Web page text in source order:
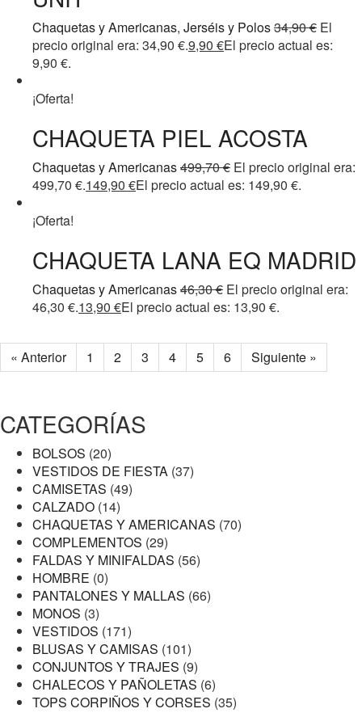
Chaquetas y Americanas, Jerséis y Polos34,90€ El
precio original era: 34,90 €.9,90 €El precio actual es:
9,90 €.
¡Oferta!
CHAQUETA PIEL ACOSTA
Chaquetas y Americanas499,70€ El precio original era:
499,70 €.149,90 €El precio actual es: 149,90 €.
¡Oferta!
CHAQUETA LANA EQ MADRID
Chaquetas y Americanas46,30€ El precio original era:
46,30 €.13,90 €El precio actual es: 13,90 €.
« Anterior 1 2 3 4 5 6 Siguiente »
CATEGORÍAS
BOLSOS (20)
VESTIDOS DE FIESTA (37)
CAMISETAS (49)
CALZADO (14)
CHAQUETAS Y AMERICANAS (70)
COMPLEMENTOS (29)
FALDAS Y MINIFALDAS (56)
HOMBRE (0)
PANTALONES Y MALLAS (66)
MONOS (3)
VESTIDOS (171)
BLUSAS Y CAMISAS (101)
CONJUNTOS Y TRAJES (9)
CHALECOS Y PAÑOLETAS (6)
TOPS CORPIÑOS Y CORSES (35)